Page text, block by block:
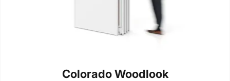
Colorado Woodlook